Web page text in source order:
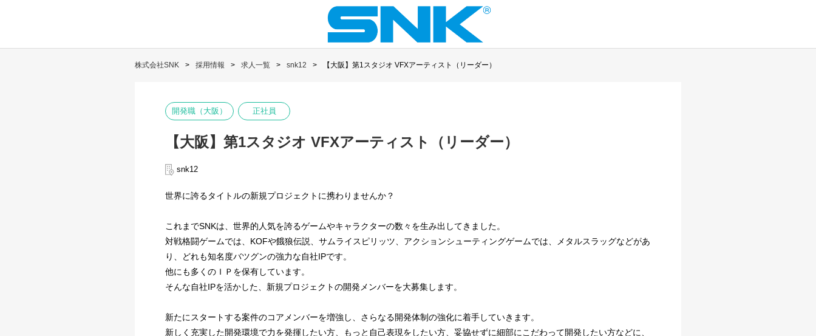
株式会社SNK 採用情報 求人一覧 snk12 【大阪】第1スタジオ VFXアーティスト（リーダー）
開発職（大阪） 正社員
【大阪】第1スタジオ VFXアーティスト（リーダー）
snk12
世界に誇るタイトルの新規プロジェクトに携わりませんか？
これまでSNKは、世界的人気を誇るゲームやキャラクターの数々を生み出してきました。
対戦格闘ゲームでは、KOFや餓狼伝説、サムライスピリッツ、アクションシューティングゲームでは、メタルスラッグなどがあ
り、どれも知名度バツグンの強力な自社IPです。
他にも多くのＩＰを保有しています。
そんな自社IPを活かした、新規プロジェクトの開発メンバーを大募集します。
新たにスタートする案件のコアメンバーを増強し、さらなる開発体制の強化に着手していきます。
新しく充実した開発環境で力を発揮したい方、もっと自己表現をしたい方、妥協せずに細部にこだわって開発したい方などに、